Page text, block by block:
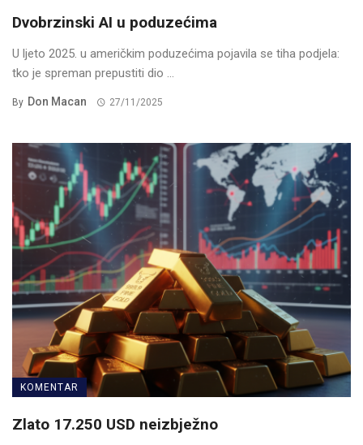
Dvobrzinski AI u poduzećima
U ljeto 2025. u američkim poduzećima pojavila se tiha podjela:
tko je spreman prepustiti dio ...
By Don Macan 27/11/2025
KOMENTAR
Zlato 17.250 USD neizbježno